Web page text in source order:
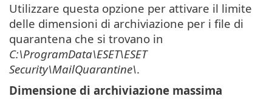
Utilizzare questa opzione per attivare il limite
delle dimensioni di archiviazione per i file di
quarantena che si trovano in
C:\ProgramData\ESET\ESET
Security\MailQuarantine\.
Dimensione di archiviazione massima